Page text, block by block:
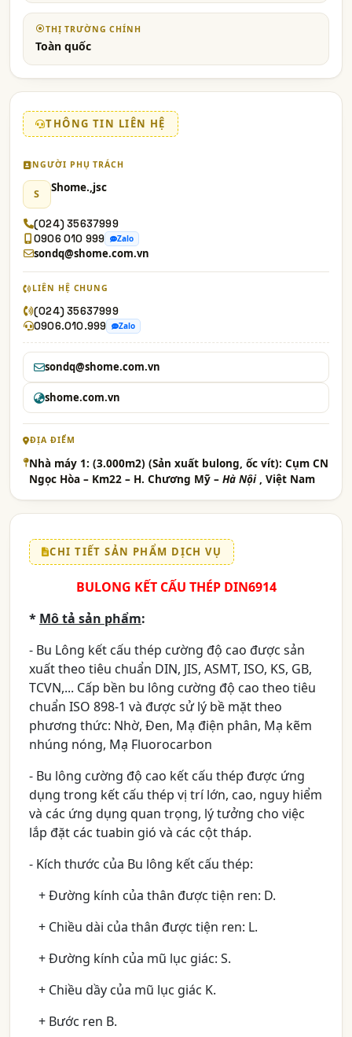
THỊ TRƯỜNG CHÍNH
Toàn quốc
THÔNG TIN LIÊN HỆ
NGƯỜI PHỤ TRÁCH
S Shome.,jsc
(024) 35637999
0906 010 999
Zalo
sondq@shome.com.vn
LIÊN HỆ CHUNG
(024) 35637999
0906.010.999
Zalo
sondq@shome.com.vn
shome.com.vn
ĐỊA ĐIỂM
Nhà máy 1: (3.000m2) (Sản xuất bulong, ốc vít): Cụm CN
Ngọc Hòa – Km22 – H. Chương Mỹ – Hà Nội , Việt Nam
CHI TIẾT SẢN PHẨM DỊCH VỤ
BULONG KẾT CẤU THÉP DIN6914
* Mô tả sản phẩm:
- Bu Lông kết cấu thép cường độ cao được sản
xuất theo tiêu chuẩn DIN, JIS, ASMT, ISO, KS, GB,
TCVN,... Cấp bền bu lông cường độ cao theo tiêu
chuẩn ISO 898-1 và được sử lý bề mặt theo
phương thức: Nhờ, Đen, Mạ điện phân, Mạ kẽm
nhúng nóng, Mạ Fluorocarbon
- Bu lông cường độ cao kết cấu thép được ứng
dụng trong kết cấu thép vị trí lớn, cao, nguy hiểm
và các ứng dụng quan trọng, lý tưởng cho việc
lắp đặt các tuabin gió và các cột tháp.
- Kích thước của Bu lông kết cấu thép:
+ Đường kính của thân được tiện ren: D.
+ Chiều dài của thân được tiện ren: L.
+ Đường kính của mũ lục giác: S.
+ Chiều dầy của mũ lục giác K.
+ Bước ren B.